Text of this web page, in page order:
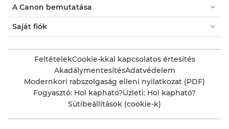
A Canon bemutatása
Saját fiók
FeltételekCookie-kkal kapcsolatos értesítés
AkadálymentesítésAdatvédelem
Modernkori rabszolgaság elleni nyilatkozat (PDF)
Fogyasztó: Hol kapható?Üzleti: Hol kapható?
Sütibeállítások (cookie-k)